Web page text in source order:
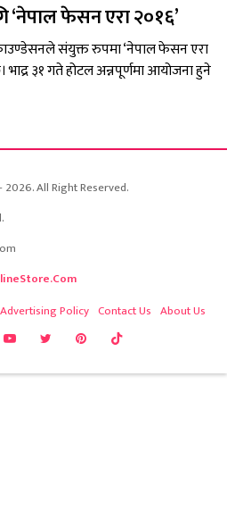
‘नेपाल फेसन एरा २०१६’
संयुक्त रुपमा ‘नेपाल फेसन एरा
३१ गते होटल अन्नपूर्णमा आयोजना हुने
All Right Reserved.
Advertising Policy Contact Us About Us